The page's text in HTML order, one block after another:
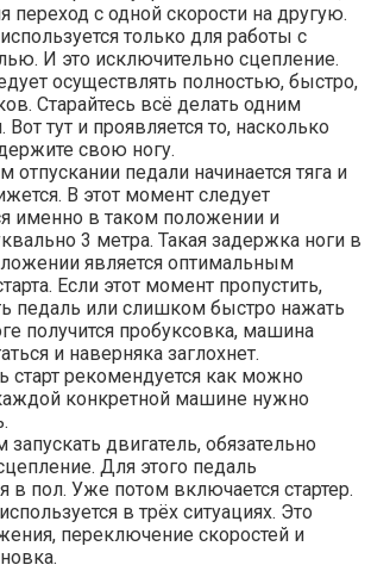
переход с одной скорости на другую.
только для работы с
И это исключительно сцепление.
осуществлять полностью, быстро,
Старайтесь всё делать одним
тут и проявляется то, насколько
свою ногу.
отпускании педали начинается тяга и
В этот момент следует
именно в таком положении и
3 метра. Такая задержка ноги в
является оптимальным
Если этот момент пропустить,
педаль или слишком быстро нажать
получится пробуксовка, машина
и наверняка заглохнет.
старт рекомендуется как можно
конкретной машине нужно
двигатель, обязательно
Для этого педаль
в пол. Уже потом включается стартер.
в трёх ситуациях. Это
переключение скоростей и